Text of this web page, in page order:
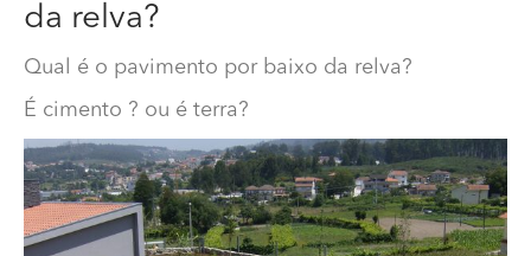
da relva?
Qual é o pavimento por baixo da relva?
É cimento ? ou é terra?